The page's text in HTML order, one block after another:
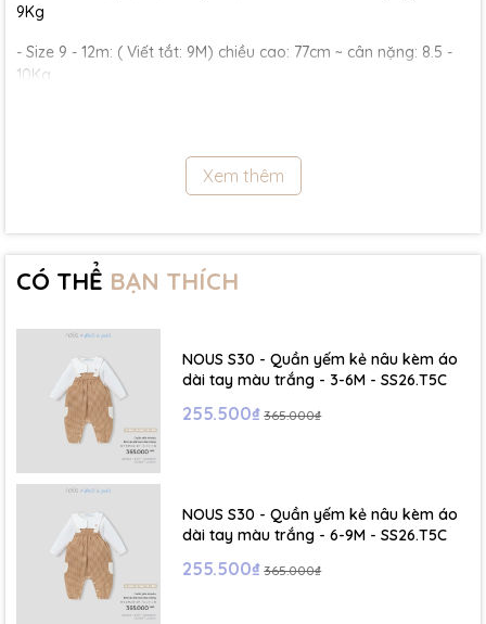
9Kg
- Size 9 - 12m: ( Viết tắt: 9M) chiều cao: 77cm ~ cân nặng: 8.5 -
10Kg
- Size 18 - 24m:( Viết tắt: 18M) chiều cao: 86cm ~ cân nặng: 11.5 -
- Size 2 - 3Y: ( Viết tắt: 2Y) chiều cao: 86 - 96cm ~ cân nặng: 13 -
15Kg
17Kg
- Size 4 - 5Y: ( Viết tắt: 4Y) chiều cao: 107 - 114cm ~ cân nặng: 17
- Size 5 - 6Y: ( Viết tắt: 5Y) chiều cao: 114 - 122cm ~ cân nặng: 19
☁️ Bảng Size Mũ, Giày và Phụ kiện :
- NB : Dưới 6 kg
- Size S: 0-6 tháng
Xem thêm
CÓ THỂ BẠN THÍCH
NOUS S30 - Quần yếm kẻ nâu kèm áo
dài tay màu trắng - 3-6M - SS26.T5C
255.500₫ 365.000₫
NOUS S30 - Quần yếm kẻ nâu kèm áo
dài tay màu trắng - 6-9M - SS26.T5C
255.500₫ 365.000₫